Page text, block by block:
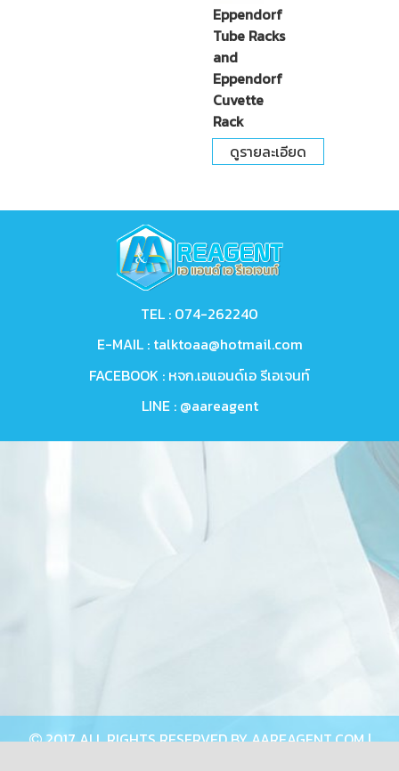
Eppendorf
Tube Racks
and
Eppendorf
Cuvette
Rack
ดูรายละเอียด
TEL : 074-262240
E-MAIL : talktoaa@hotmail.com
FACEBOOK : หจก.เอแอนด์เอ รีเอเจนท์
LINE : @aareagent
2017 ALL RIGHTS RESERVED BYAAREAGENT.COM|